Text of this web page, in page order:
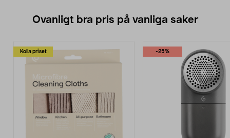
Ovanligt bra pris på vanliga saker
Kolla priset -25%